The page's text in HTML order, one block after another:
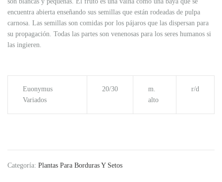
encuentra abierta enseñando sus semillas que están rodeadas de pulpa
carnosa. Las semillas son comidas por los pájaros que las dispersan para
su propagación. Todas las partes son venenosas para los seres humanos si
las ingieren.
Euonymus
Variados
20/30
m.
alto
r/d
Categoría: Plantas Para Borduras Y Setos